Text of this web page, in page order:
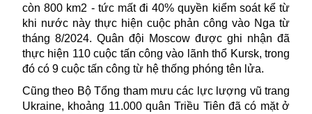
còn 800 km2 - tức mất đi 40% quyền kiểm soát kể từ
khi nước này thực hiện cuộc phản công vào Nga từ
tháng 8/2024. Quân đội Moscow được ghi nhận đã
thực hiện 110 cuộc tấn công vào lãnh thổ Kursk, trong
đó có 9 cuộc tấn công từ hệ thống phóng tên lửa.
Cũng theo Bộ Tổng tham mưu các lực lượng vũ trang
Ukraine, khoảng 11.000 quân Triều Tiên đã có mặt ở